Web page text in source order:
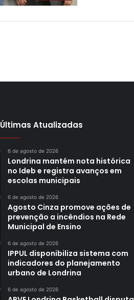
Últimas Atualizadas
6 de agosto de 2026
Londrina mantém nota histórica
no Ideb e registra avanços em
escolas municipais
6 de agosto de 2026
Agosto Cinza promove ações de
prevenção a incêndios na Rede
Municipal de Ensino
6 de agosto de 2026
IPPUL disponibiliza sistema com
indicadores do planejamento
urbano de Londrina
6 de agosto de 2026